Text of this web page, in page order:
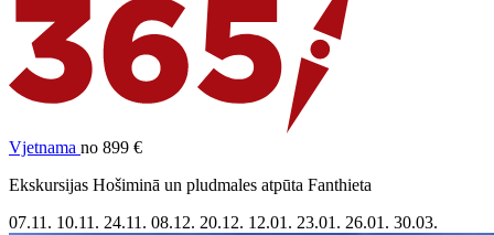
Vjetnama no 899 €
Ekskursijas Hošiminā un pludmales atpūta Fanthieta
07.11. 10.11. 24.11. 08.12. 20.12. 12.01. 23.01. 26.01. 30.03.